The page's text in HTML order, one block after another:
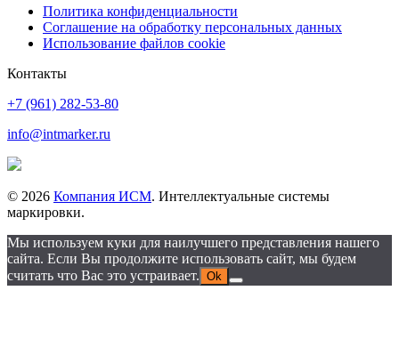
Политика конфиденциальности
Соглашение на обработку персональных данных
Использование файлов cookie
Контакты
+7 (961) 282-53-80
info@intmarker.ru
© 2026 Компания ИСМ. Интеллектуальные системы
маркировки.
Мы используем куки для наилучшего представления нашего
сайта. Если Вы продолжите использовать сайт, мы будем
считать что Вас это устраивает. Ok